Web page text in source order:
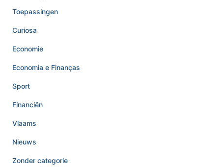
Toepassingen
Curiosa
Economie
Economia e Finanças
Sport
Financiën
Vlaams
Nieuws
Zonder categorie